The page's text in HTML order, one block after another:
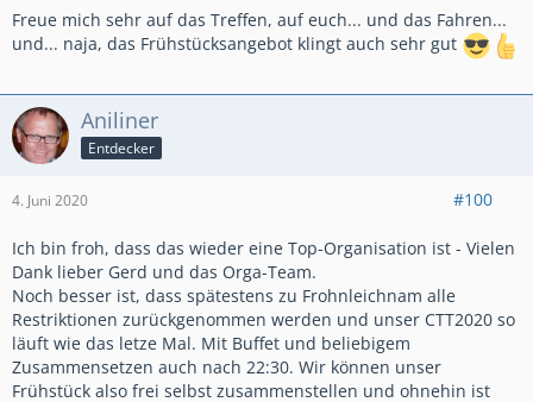
Freue mich sehr auf das Treffen, auf euch... und das Fahren...
und... naja, das Frühstücksangebot klingt auch sehr gut
Aniliner
Entdecker
4. Juni 2020 #100
Ich bin froh, dass das wieder eine Top-Organisation ist - Vielen
Dank lieber Gerd und das Orga-Team.
Noch besser ist, dass spätestens zu Frohnleichnam alle
Restriktionen zurückgenommen werden und unser CTT2020 so
läuft wie das letze Mal. Mit Buffet und beliebigem
Zusammensetzen auch nach 22:30. Wir können unser
Frühstück also frei selbst zusammenstellen und ohnehin ist